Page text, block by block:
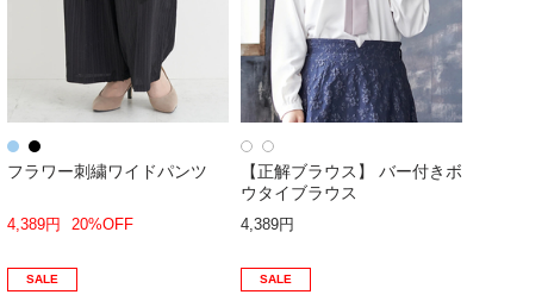
フラワー刺繍ワイドパンツ
4,389円 20%OFF
【正解ブラウス】 バー付きボ
ウタイブラウス
4,389円
SALE SALE